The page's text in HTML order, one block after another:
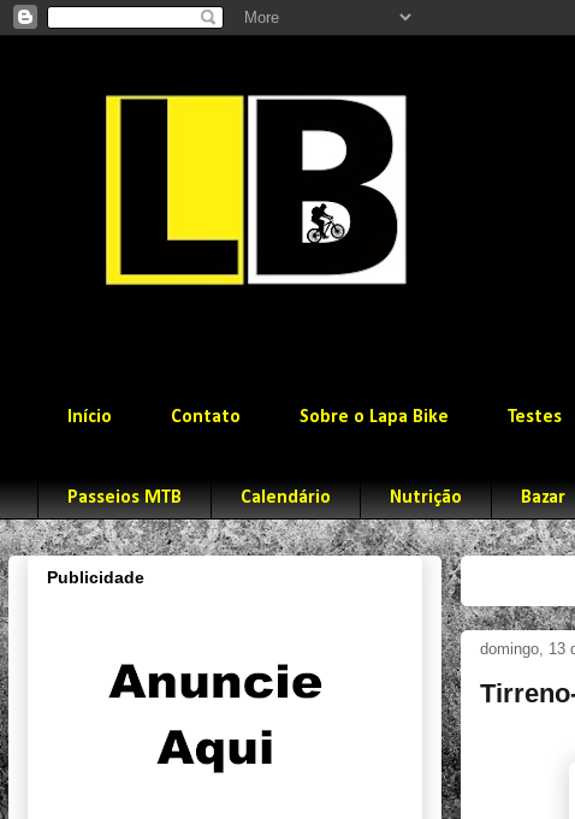
Início Contato Sobre o Lapa Bike Testes
Passeios MTB Calendário Nutrição Bazar
domingo, 13
Publicidade